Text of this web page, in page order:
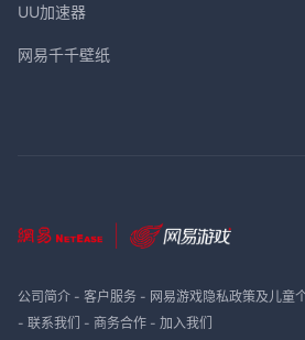
UU加速器
网易千千壁纸
公司简介- 客户服务- 网易游戏隐私政策及儿童
- 联系我们 - 商务合作- 加入我们